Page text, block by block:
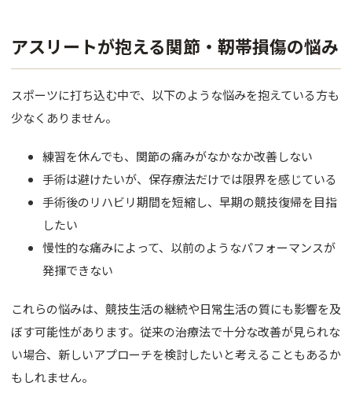
豊胸
婦人科形
OTHER
AGA・
美白内服
Eve V 肌
アスリートが抱える関節・靭帯損傷の悩み
スポーツに打ち込む中で、以下のような悩みを抱えている方も
少なくありません。
練習を休んでも、関節の痛みがなかなか改善しない
手術は避けたいが、保存療法だけでは限界を感じている
手術後のリハビリ期間を短縮し、早期の競技復帰を目指
したい
慢性的な痛みによって、以前のようなパフォーマンスが
発揮できない
これらの悩みは、競技生活の継続や日常生活の質にも影響を及
ぼす可能性があります。従来の治療法で十分な改善が見られな
い場合、新しいアプローチを検討したいと考えることもあるか
もしれません。